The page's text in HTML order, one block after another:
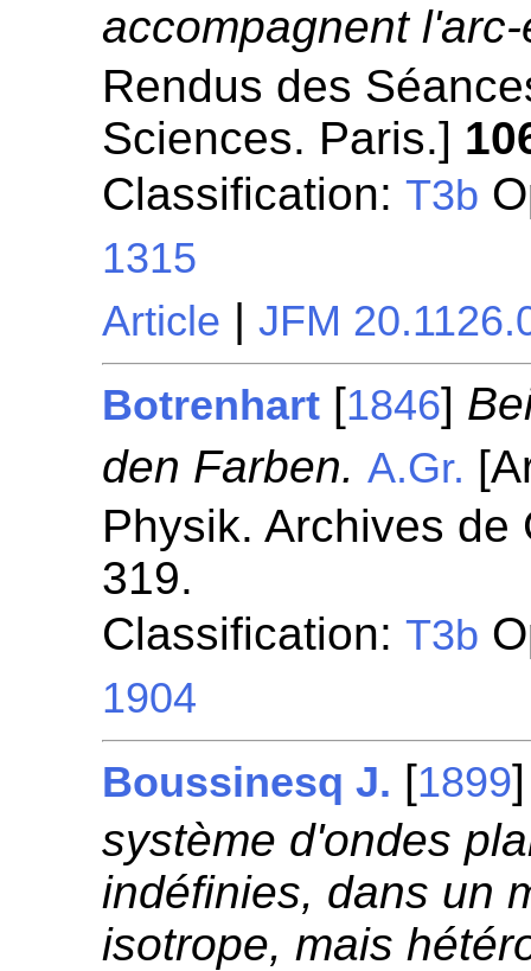
accompagnent
Rendus des
Sciences. Paris.]
Classification:T3b
1315
Article |JFM
Botrenhart [1846]
den Farben. A.Gr.
Physik. Archives
319.
Classification:T3b
1904
Boussinesq J. [1899
système d'ondes
indéfinies, dans un
isotrope, mais